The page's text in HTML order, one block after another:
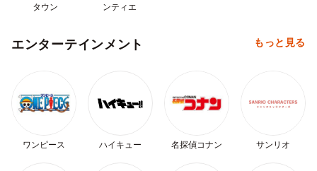
タウン
ンティエ
エンターテインメント もっと見る
ワンピース ハイキュー 名探偵コナン サンリオ